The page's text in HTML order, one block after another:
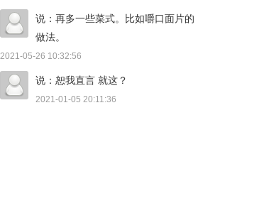
说：再多一些菜式。比如嚼口面片的
做法。
2021-05-26 10:32:56
说：恕我直言 就这？
2021-01-05 20:11:36